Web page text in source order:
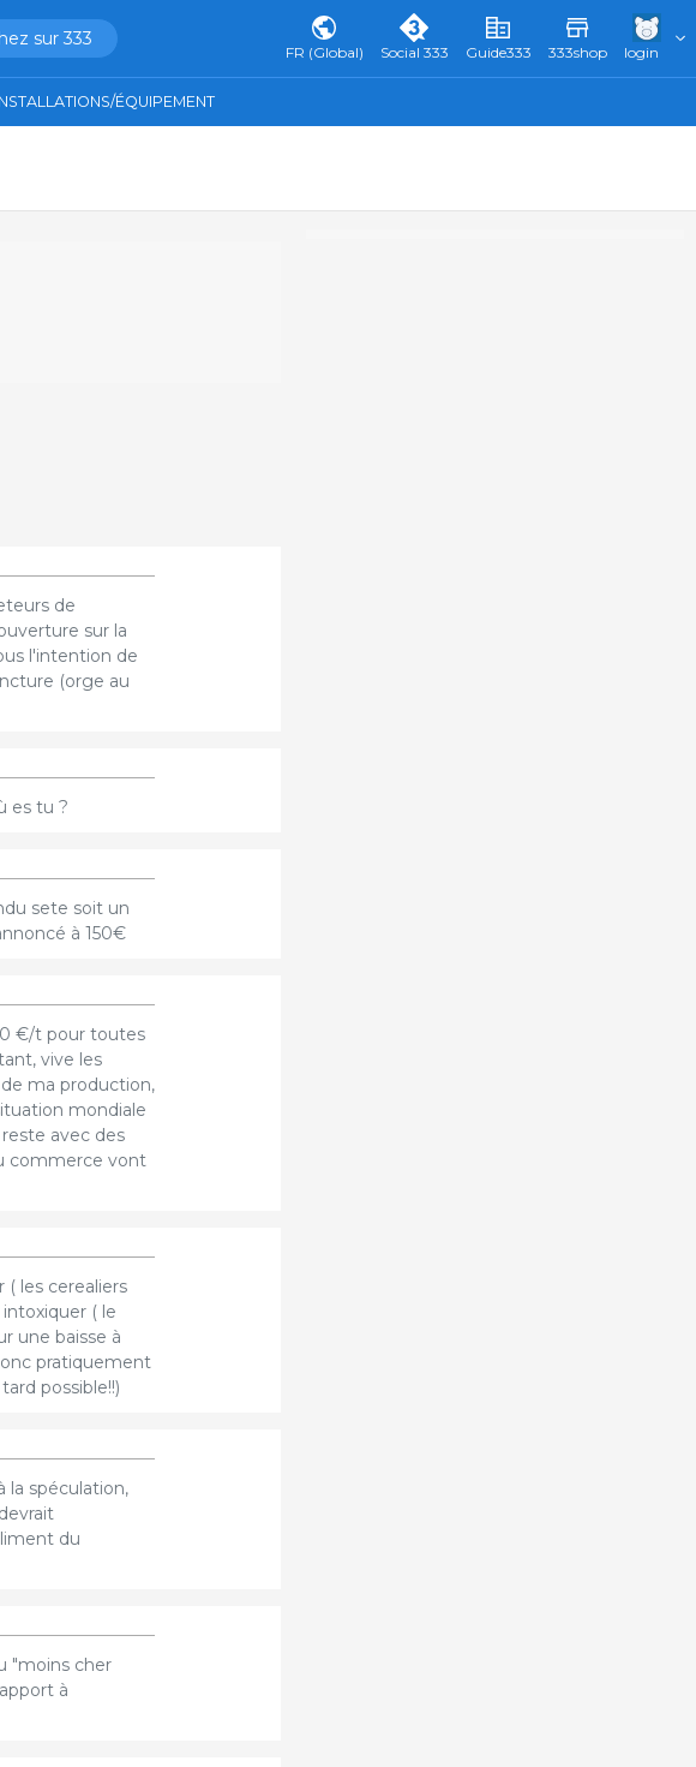
sur 333
FR (Global) Social 333 Guide333 333shop login
ÉQUIPEMENT
de
sur la
l'intention de
(orge au
es tu ?
sete soit un
à 150€
€/t pour toutes
vive les
ma production,
mondiale
avec des
commerce vont
les cerealiers
( le
une baisse à
pratiquement
possible!!)
la spéculation,
du
"moins cher
à